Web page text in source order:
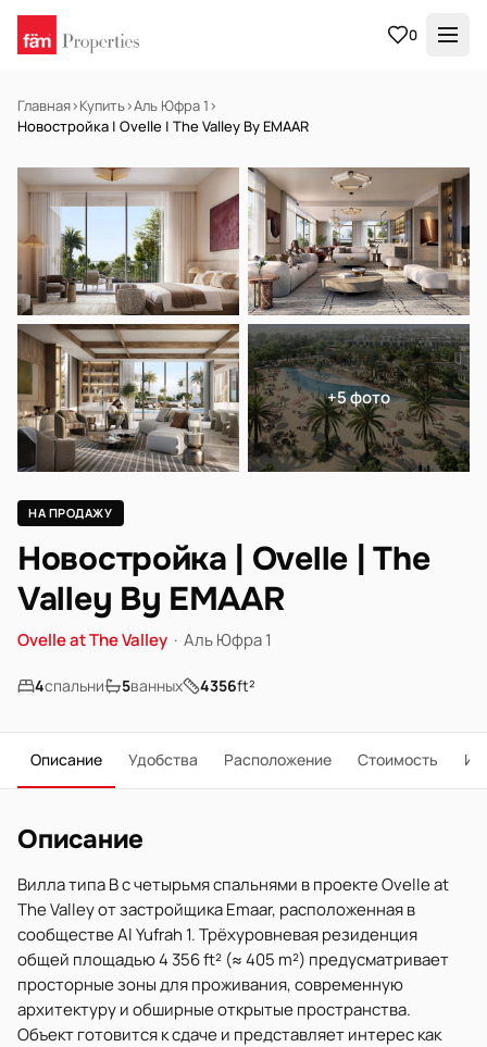
0
Главная›Купить›Аль Юфра 1›
Новостройка | Ovelle | The Valley By EMAAR
НА ПРОДАЖУ Off-plan
+5 фото
НА ПРОДАЖУ
Новостройка | Ovelle | The
Valley By EMAAR
Ovelle at The Valley · Аль Юфра 1
4спальни 5ванных 4356ft²
Описание Удобства Расположение Стоимость
Описание
Вилла типа B с четырьмя спальнями в проекте Ovelle at
The Valley от застройщика Emaar, расположенная в
сообществе Al Yufrah 1. Трёхуровневая резиденция
общей площадью 4 356 ft² (≈ 405 m²) предусматривает
просторные зоны для проживания, современную
архитектуру и обширные открытые пространства.
Объект готовится к сдаче и представляет интерес как